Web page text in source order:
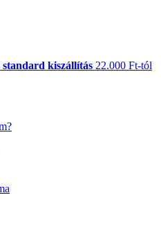
kiszállítás 22.000 Ft-tól